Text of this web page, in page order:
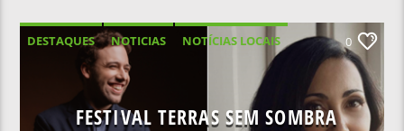
DESTAQUES NOTICIAS
NOTÍCIAS LOCAIS
NOTÍCIAS NACIONAIS
0
FESTIVAL TERRAS SEM SOMBRA